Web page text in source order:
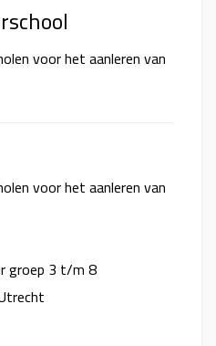
voor het aanleren van
voor het aanleren van
groep 3 t/m 8